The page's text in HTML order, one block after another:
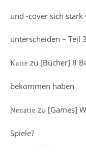
und -cover sich
unterscheiden – Teil 3
Katie zu [Bücher] 8
bekommen haben
Nenatie zu [Games]
Spiele?